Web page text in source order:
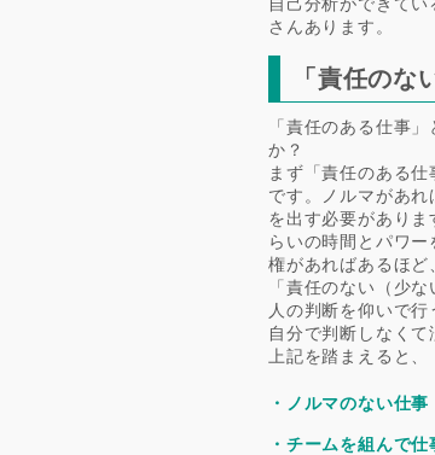
さんあります。
「責任のな
「責任のある仕事
か？
まず「責任のある
です。ノルマがあ
を出す必要があり
らいの時間とパワ
権があればあるほど
「責任のない（少
人の判断を仰いで
自分で判断しなく
上記を踏まえると
・ノルマのない仕事
・チームを組んで